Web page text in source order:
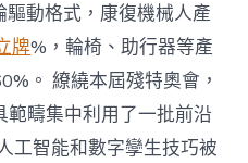
驅動格式，康復機械人產
牌%，輪椅、助行器等產
。 繚繞本屆殘特奧會，
疇集中利用了一批前沿
工智能和數字孿生技巧被